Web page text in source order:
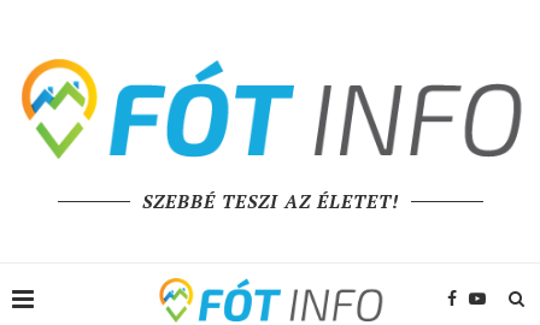
SZEBBÉ TESZI AZ ÉLETET!